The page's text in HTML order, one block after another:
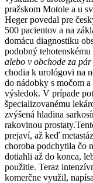
pražskom Motole a u
Heger povedal pre
500 pacientov a na
domácu diagnostiku
podobný tehotenskému
alebo v obchode za
chodia k urológovi na
do nádobky s močom
výsledok. V prípade
špecializovanému
zvýšená hladina
rakovinou
prejaví, až keď
choroba podchytila čo
dotiahli až do konca,
použitie. Teraz
komerčne využil,